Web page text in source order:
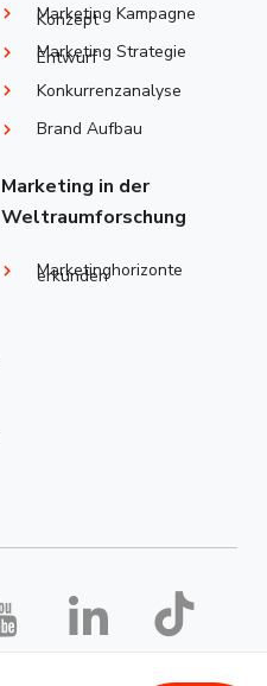
Marketing Kampagne
Konzept
Marketing Strategie
Entwurf
Konkurrenzanalyse
Brand Aufbau
Marketing in der
Weltraumforschung
Marketinghorizonte
erkunden